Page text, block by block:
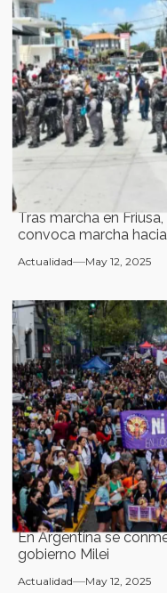
Tras marcha en
convoca marcha
Actualidad May 12, 2025
En Argentina se
gobierno Milei
Actualidad May 12, 2025